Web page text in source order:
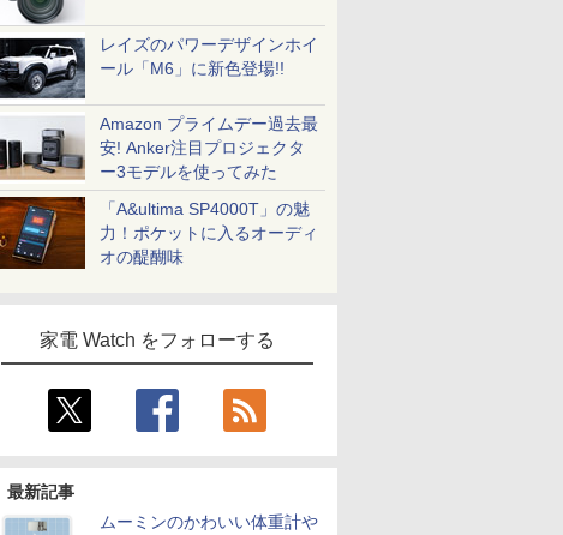
レイズのパワーデザインホイ
ール「M6」に新色登場!!
Amazon プライムデー過去最
安! Anker注目プロジェクタ
ー3モデルを使ってみた
「A&ultima SP4000T」の魅
力！ポケットに入るオーディ
オの醍醐味
家電 Watch をフォローする
最新記事
ムーミンのかわいい体重計や